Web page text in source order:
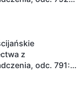
z
odc. 791: